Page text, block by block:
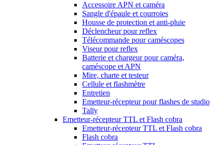
Accessoire APN et caméra
Sangle d'épaule et courroies
Housse de protection et anti-pluie
Déclencheur pour reflex
Télécommande pour caméscopes
Viseur pour reflex
Batterie et chargeur pour caméra,
caméscope et APN
Mire, charte et testeur
Cellule et flashmètre
Entretien
Emetteur-récepteur pour flashes de studio
Tally
Emetteur-récepteur TTL et Flash cobra
Emetteur-récepteur TTL et Flash cobra
Flash cobra